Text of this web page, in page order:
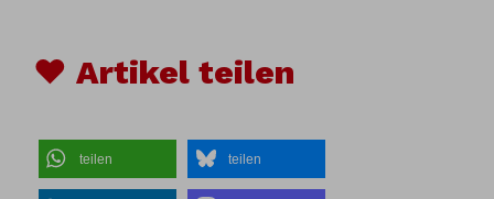
♥ Artikel teilen
teilen teilen